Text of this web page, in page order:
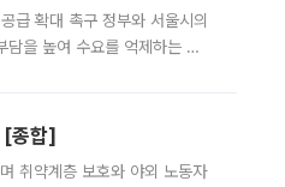
급 확대 촉구 정부와 서울시의
을 높여 수요를 억제하는 카
[종합]
취약계층 보호와 야외 노동자